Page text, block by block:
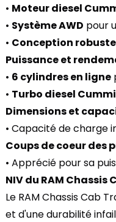
• Moteur diesel
• Système AWD pour
• Conception robuste
Puissance et
• 6 cylindres en ligne
• Turbo diesel
Dimensions et
• Capacité de charge
Coups de coeur des
• Apprécié pour sa
NIV du RAM Chassis
Le RAM Chassis Cab
et d'une durabilité